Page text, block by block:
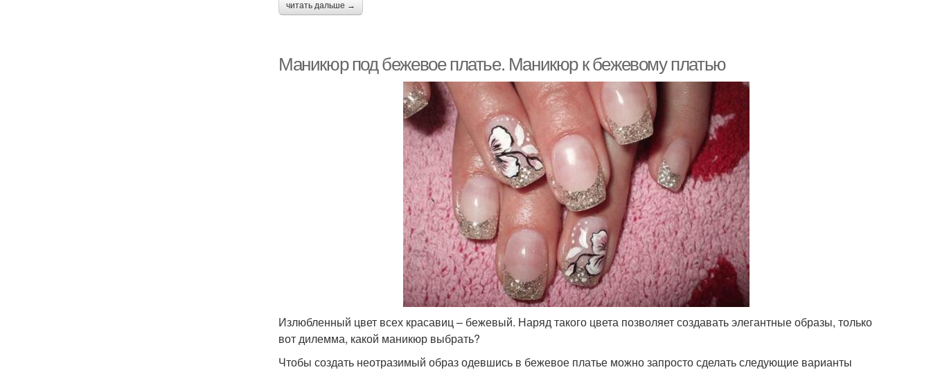
читать дальше →
Маникюр под бежевое платье. Маникюр к бежевому платью
Излюбленный цвет всех красавиц – бежевый. Наряд такого цвета позволяет создавать элегантные образы, только
вот дилемма, какой маникюр выбрать?
Чтобы создать неотразимый образ одевшись в бежевое платье можно запросто сделать следующие варианты